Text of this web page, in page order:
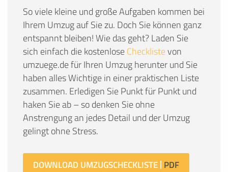
So viele kleine und große Aufgaben kommen bei
Ihrem Umzug auf Sie zu. Doch Sie können ganz
entspannt bleiben! Wie das geht? Laden Sie
sich einfach die kostenloseChecklistevon
umzuege.de für Ihren Umzug herunter und Sie
haben alles Wichtige in einer praktischen Liste
zusammen. Erledigen Sie Punkt für Punkt und
haken Sie ab – so denken Sie ohne
Anstrengung an jedes Detail und der Umzug
gelingt ohne Stress.
DOWNLOAD UMZUGSCHECKLISTE